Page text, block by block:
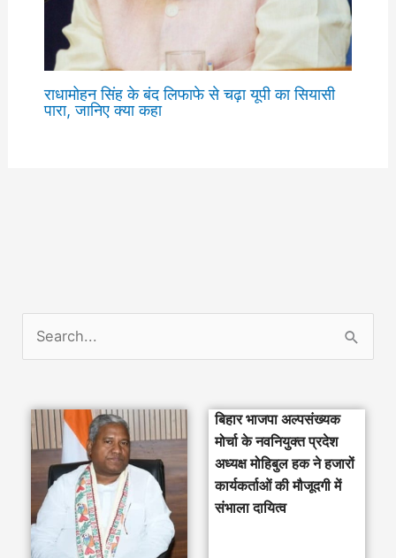
राधामोहन सिंह के बंद लिफाफे से चढ़ा यूपी का सियासी
पारा, जानिए क्या कहा
बिहार भाजपा अल्पसंख्यक
मोर्चा के नवनियुक्त प्रदेश
अध्यक्ष मोहिबुल हक ने हजारों
कार्यकर्ताओं की मौजूदगी में
संभाला दायित्व